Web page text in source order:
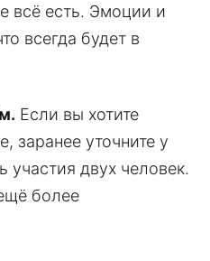
всё есть. Эмоции и
всегда будет в
Если вы хотите
заранее уточните у
участия двух человек.
более